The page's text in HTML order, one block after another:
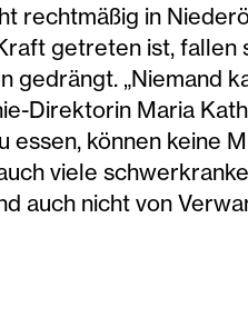
rechtmäßig in
getreten ist, fallen
gedrängt. „Niemand
Direktorin Maria
essen, können keine
viele
auch nicht von